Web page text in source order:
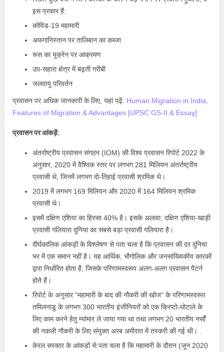
इस प्रकार हैं:
कोविड-19 महामारी
अफगानिस्तान पर तालिबान का कब्जा
रूस का यूक्रेन पर आक्रमण
उप-सहारा क्षेत्र में बढ़ती गरीबी
जलवायु परिवर्तन
प्रवासन पर अधिक जानकारी के लिए, यहां पढ़ें: Human Migration in India,
Features of Migration & Advantages [UPSC GS-II & Essay]
प्रवासन पर आंकड़ें:
अंतर्राष्ट्रीय प्रवासन संगठन (IOM) की विश्व प्रवासन रिपोर्ट 2022 के
अनुसार, 2020 में वैश्विक स्तर पर लगभग 281 मिलियन अंतर्राष्ट्रीय
प्रवासी थे, जिनमें लगभग दो-तिहाई प्रवासी श्रमिक थे।
2019 में लगभग 169 मिलियन और 2020 में 164 मिलियन श्रमिक
प्रवासी थे।
इसमें दक्षिण एशिया का हिस्सा 40% है। इसके अलावा, दक्षिण एशिया-खाड़ी
प्रवासी गलियारा दुनिया का सबसे बड़ा प्रवासी गलियारा है।
दीर्घकालिक आंकड़ों के विश्लेषण से पता चला है कि प्रवासन की दर दुनिया
भर में एक समान नहीं है। यह आर्थिक, भौगोलिक और जनसांख्यिकीय कारकों
द्वारा निर्धारित होता है, जिसके परिणामस्वरूप अलग-अलग प्रवासन पैटर्न
होते हैं।
रिपोर्ट के अनुसार “महामारी के बाद की नौकरी की खोज” के परिणामस्वरूप
तमिलनाडु के लगभग 300 भारतीय इंजीनियरों को एक क्रिप्टो-घोटाले के
लिए काम करने हेतु म्यांमार ले जाया गया था तथा लगभग 20 भारतीय नर्सों
की नकली नौकरी के लिए संयुक्त अरब अमीरात में तस्करी की गई थी। .
केरल सरकार के आंकड़ों से पता चला है कि महामारी के दौरान (जून 2020